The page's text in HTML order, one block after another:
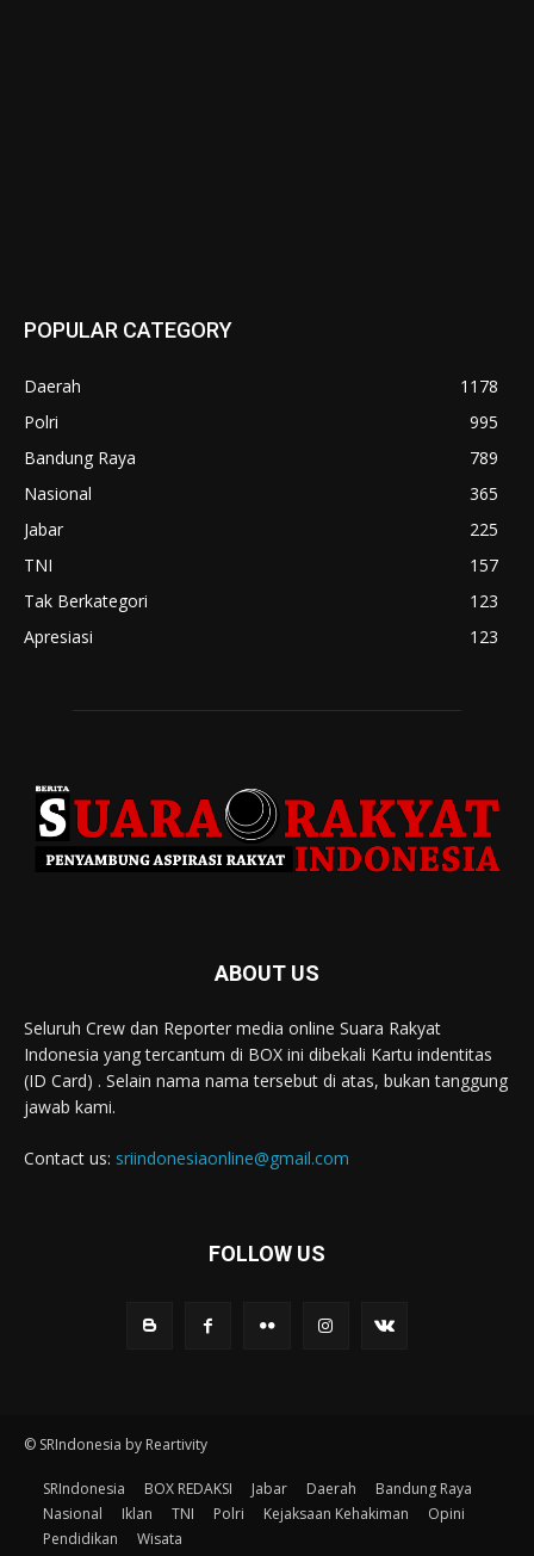
POPULAR CATEGORY
Daerah
1178
Polri
995
Bandung Raya
789
Nasional
365
Jabar
225
TNI
157
Tak Berkategori
123
Apresiasi
123
ABOUT US
Seluruh Crew dan Reporter media online Suara Rakyat
Indonesia yang tercantum di BOX ini dibekali Kartu indentitas
(ID Card) . Selain nama nama tersebut di atas, bukan tanggung
jawab kami.
Contact us: sriindonesiaonline@gmail.com
FOLLOW US
© SRIndonesia by Reartivity
SRIndonesia BOX REDAKSI Jabar Daerah
Bandung Raya
Nasional
Iklan TNI Polri Kejaksaan Kehakiman
Opini
Pendidikan
Wisata